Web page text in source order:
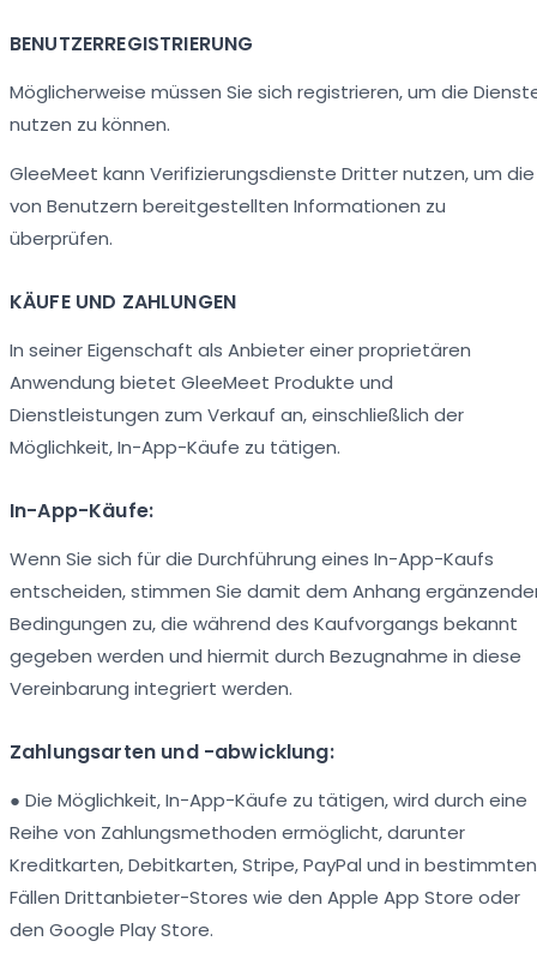
BENUTZERREGISTRIERUNG
Möglicherweise müssen Sie sich registrieren, um die
nutzen zu können.
GleeMeet kann Verifizierungsdienste Dritter nutzen, um die
von Benutzern bereitgestellten Informationen zu
überprüfen.
KÄUFE UND ZAHLUNGEN
In seiner Eigenschaft als Anbieter einer proprietären
Anwendung bietet GleeMeet Produkte und
Dienstleistungen zum Verkauf an, einschließlich der
Möglichkeit, In-App-Käufe zu tätigen.
In-App-Käufe:
Wenn Sie sich für die Durchführung eines In-App-Kaufs
entscheiden, stimmen Sie damit dem Anhang
Bedingungen zu, die während des Kaufvorgangs bekannt
gegeben werden und hiermit durch Bezugnahme in diese
Vereinbarung integriert werden.
Zahlungsarten und -abwicklung:
● Die Möglichkeit, In-App-Käufe zu tätigen, wird durch eine
Reihe von Zahlungsmethoden ermöglicht, darunter
Kreditkarten, Debitkarten, Stripe, PayPal und in bestimmten
Fällen Drittanbieter-Stores wie den Apple App Store oder
den Google Play Store.